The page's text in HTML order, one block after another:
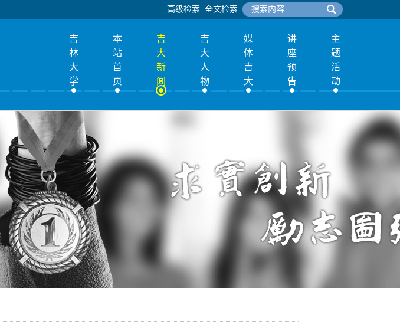
高级检索 全文检索
吉
林
大
学
本
站
首
页
吉
大
新
闻
吉
大
人
物
媒
体
吉
大
讲
座
预
告
主
题
活
动